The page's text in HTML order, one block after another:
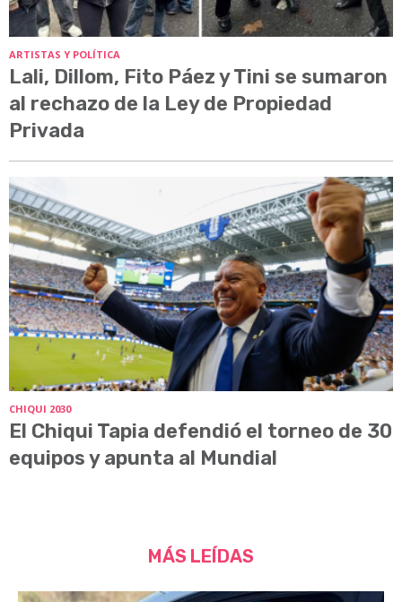
ARTISTAS Y POLÍTICA
Lali, Dillom, Fito Páez y Tini se sumaron
al rechazo de la Ley de Propiedad
Privada
CHIQUI 2030
El Chiqui Tapia defendió el torneo de 30
equipos y apunta al Mundial
MÁS LEÍDAS